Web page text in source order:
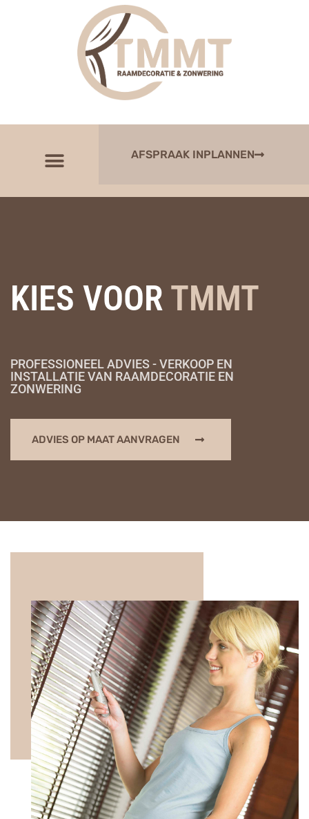
AFSPRAAK INPLANNEN
KIES VOOR TMMT
PROFESSIONEEL ADVIES - VERKOOP EN
INSTALLATIE VAN RAAMDECORATIE EN
ZONWERING
ADVIES OP MAAT AANVRAGEN